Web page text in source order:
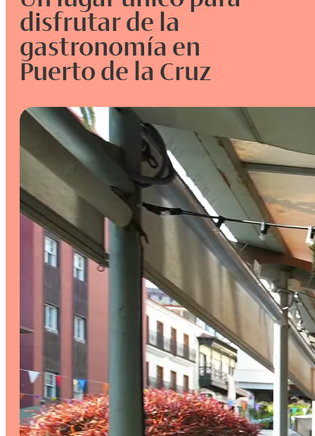
disfrutar de la
gastronomía en
Puerto de la Cruz